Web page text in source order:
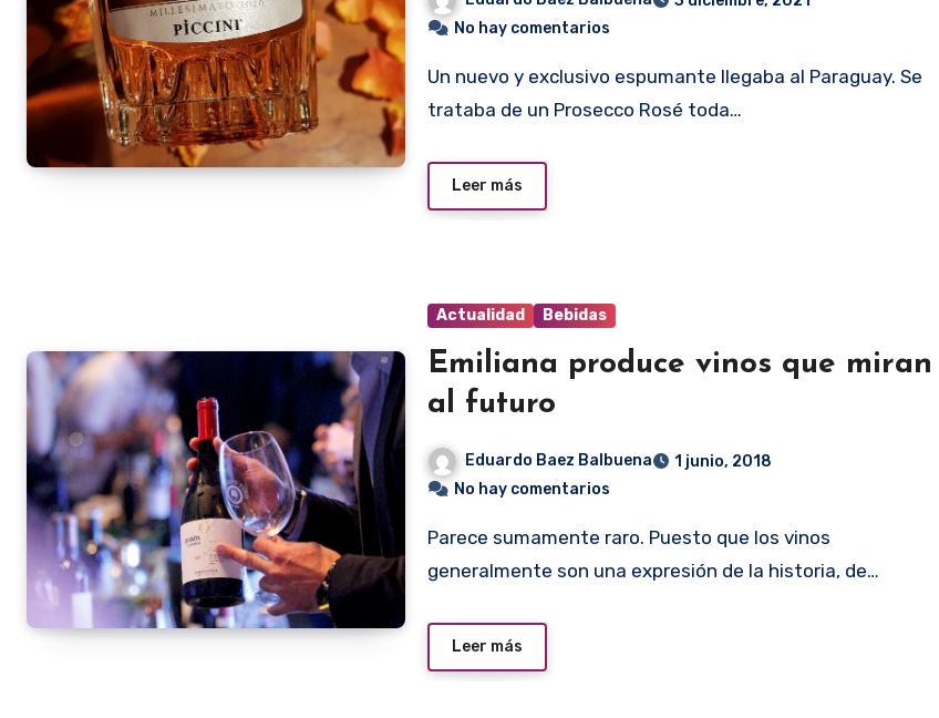
No hay comentarios
Un nuevo y exclusivo espumante llegaba al Paraguay. Se
trataba de un Prosecco Rosé toda…
Leer más
Actualidad Bebidas
Emiliana produce vinos que miran
al futuro
Eduardo Baez Balbuena
1 junio, 2018
No hay comentarios
Parece sumamente raro. Puesto que los vinos
generalmente son una expresión de la historia, de…
Leer más